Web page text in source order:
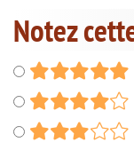
Notez